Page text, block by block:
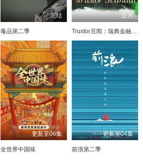
完结
毒品第二季
正片
Trustor丑闻：瑞典金融案内幕
更新至06集
全世界中国味
更新至04集
前浪第二季